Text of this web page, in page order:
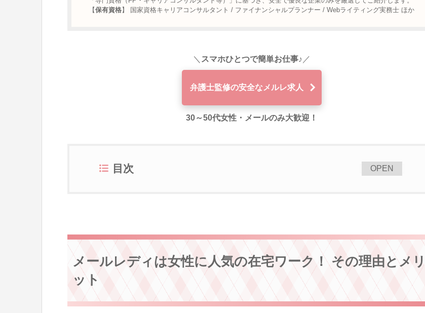
【保有資格】 国家資格キャリアコンサルタント / ファイナンシャルプランナー / Webライティング実務士 ほか
＼ スマホひとつで簡単お仕事♪ ／
弁護士監修の安全なメルレ求人
30～50代女性・メールのみ大歓迎！
目次 OPEN
メールレディは女性に人気の在宅ワーク！ その理由とメリ
ット